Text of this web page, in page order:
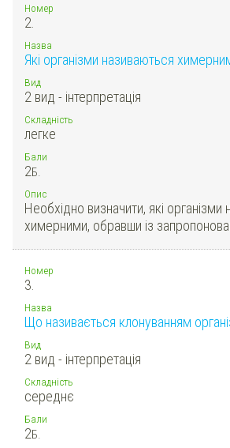
Номер
2.
Назва
Які організми називаються
Вид
2 вид - інтерпретація
Складність
легке
Бали
2Б.
Опис
Необхідно визначити, які організми
химерними, обравши із
Номер
3.
Назва
Що називається клонуванням
Вид
2 вид - інтерпретація
Складність
середнє
Бали
2Б.